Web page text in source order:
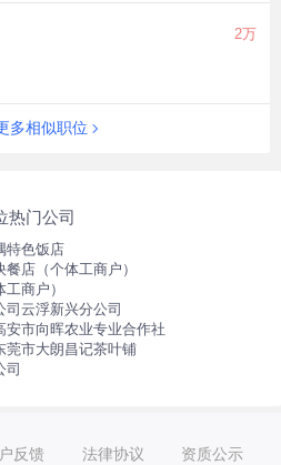
2万
多相似职位
热门公司
特色饭店
店（个体工商户）
商户）
云浮新兴分公司
安市向晖农业专业合作社
莞市大朗昌记茶叶铺
司
反馈 法律协议 资质公示